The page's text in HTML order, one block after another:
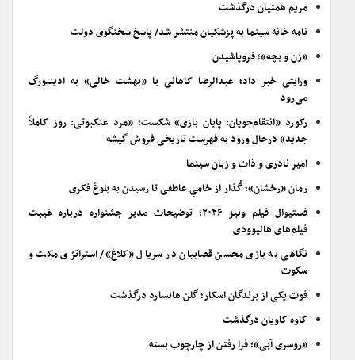
مریم همتیان درگذشت
نامه خانه سینما به پزشکیان منتشر شد/ پاسخ سخنگوی دولت
«زن و بچه»؛ فروپاشیدن
ورایتی خبر داد؛ عبدالرضا کاهانی با «بهشت خالی» به ادینبورگ
می‌رود
رکورد «انتقام‌جویان: پایان بازی» شکست؛ «مرد عنکبوتی: روز کاملاً
جدید» درحال ورود به فهرست تاریخی فروش گیشه
امیر نادری و ذات و زبان سینما
رمان «رخشان»؛ گُذار از خامیِ عاطفی تا رسیدن به بلوغ فکری
فستیوال فیلم ونیز ۲۰۲۶؛ توضیحات مدیر جشنواره درباره غیبت
فیلم‌های هالیوودی
نگاهی به بازی محسن قصابیان در سریال «کلاغ»/ استراتژی مکث و
سکوت
فوت یکی از برندگان اسکار؛ گلن هانسارد درگذشت
کاوه کاویان درگذشت
«روسری آبی»؛ فرا رفتن از چارچوب بسته